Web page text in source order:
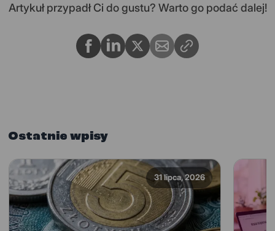
Artykuł przypadł Ci do gustu? Warto go podać dalej!
Ostatnie wpisy
31 lipca, 2026